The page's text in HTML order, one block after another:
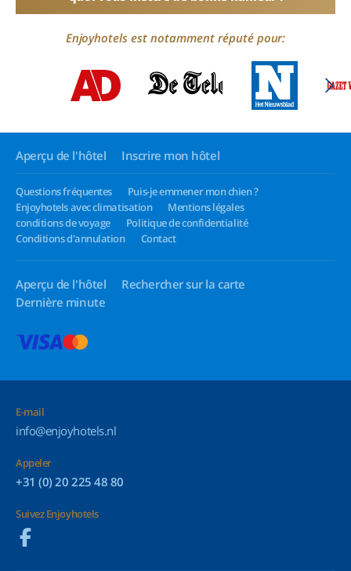
Enjoyhotels est notamment réputé pour:
Aperçu de l'hôtel Inscrire mon hôtel
Questions fréquentes
Puis-je emmener mon chien ?
Enjoyhotels avec climatisation
Mentions légales
conditions de voyage
Politique de confidentialité
Conditions d'annulation
Contact
Aperçu de l'hôtel
Rechercher sur la carte
Dernière minute
E-mail
info@enjoyhotels.nl
Appeler
+31 (0) 20 225 48 80
Suivez Enjoyhotels